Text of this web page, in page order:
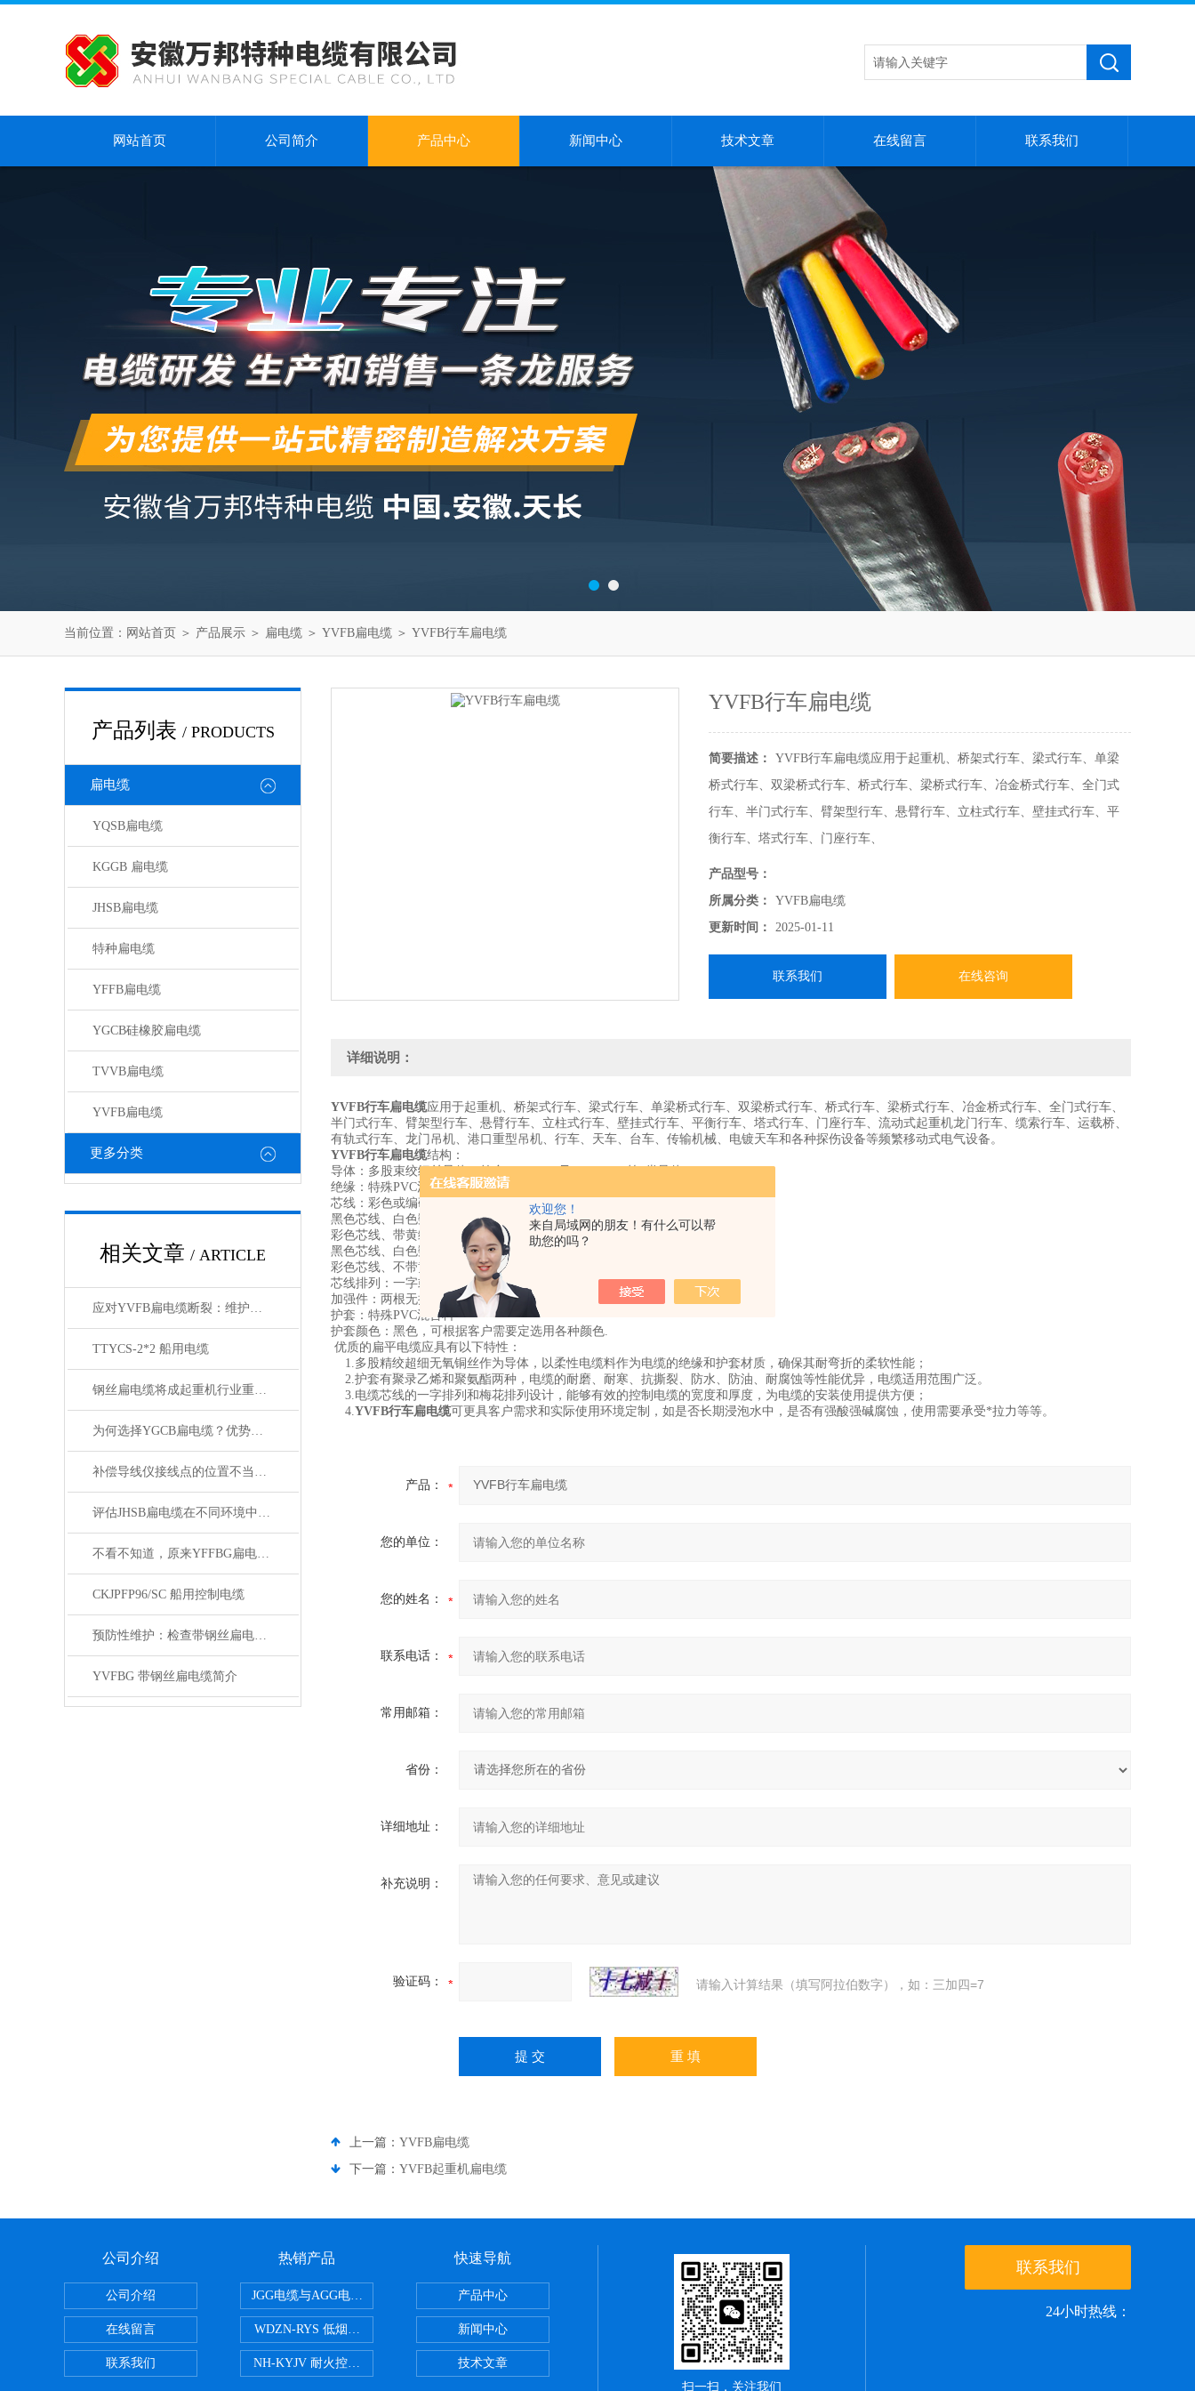
欢迎您！
来自局域网的朋友！有什么可以帮
助您的吗？
网站首页 公司简介 产品中心 新闻中心 技术文章 在线留言 联系我们
当前位置： 网站首页 ＞ 产品展示 ＞ 扁电缆 ＞ YVFB扁电缆 ＞ YVFB行车扁电缆
产品列表 / PRODUCTS
扁电缆
YQSB扁电缆
KGGB 扁电缆
JHSB扁电缆
特种扁电缆
YFFB扁电缆
YGCB硅橡胶扁电缆
TVVB扁电缆
YVFB扁电缆
更多分类
相关文章 / ARTICLE
应对YVFB扁电缆断裂：维护与更换技巧
TTYCS-2*2 船用电缆
钢丝扁电缆将成起重机行业重要的一部分
为何选择YGCB扁电缆？优势与技术详解
补偿导线仪接线点的位置不当，易引起误差
评估JHSB扁电缆在不同环境中电气性能稳定性
不看不知道，原来YFFBG扁电缆还有这些故障
CKJPFP96/SC 船用控制电缆
预防性维护：检查带钢丝扁电缆的磨损、变形与钢丝状态
YVFBG 带钢丝扁电缆简介
YVFB行车扁电缆
简要描述：
YVFB行车扁电缆应用于起重机、桥架式行车、梁式行车、单梁
桥式行车、双梁桥式行车、桥式行车、梁桥式行车、冶金桥式行车、全门式
行车、半门式行车、臂架型行车、悬臂行车、立柱式行车、壁挂式行车、平
衡行车、塔式行车、门座行车、
产品型号：
所属分类：
YVFB扁电缆
更新时间：
2025-01-11
联系我们 在线咨询
详细说明：
YVFB行车扁电缆应用于起重机、桥架式行车、梁式行车、单梁桥式行车、双梁桥式行车、桥式行车、梁桥式行车、冶金桥式行车、全门式行车、
半门式行车、臂架型行车、悬臂行车、立柱式行车、壁挂式行车、平衡行车、塔式行车、门座行车、流动式起重机龙门行车、缆索行车、运载桥、
有轨式行车、龙门吊机、港口重型吊机、行车、天车、台车、传输机械、电镀天车和各种探伤设备等频繁移动式电气设备。
YVFB行车扁电缆结构：
导体：多股束绞细丝导体，符合VDE 0295及IEC 60288第5类导体
绝缘：特殊PVC混合料
芯线：彩色或编码芯线，3芯及以上带黄绿双色线（可选）
黑色芯线、白色数字编码、带黄绿双色线
彩色芯线、带黄绿双色线
黑色芯线、白色数字编码、不带黄绿双色线
彩色芯线、不带黄绿双色线
芯线排列：一字或梅花
加强件：两根无扭力自承式软钢丝，承载运行张力（纤维绳可选）
护套：特殊PVC混合料
护套颜色：黑色，可根据客户需要定选用各种颜色.
优质的扁平电缆应具有以下特性：
1.多股精绞超细无氧铜丝作为导体，以柔性电缆料作为电缆的绝缘和护套材质，确保其耐弯折的柔软性能；
2.护套有聚录乙烯和聚氨酯两种，电缆的耐磨、耐寒、抗撕裂、防水、防油、耐腐蚀等性能优异，电缆适用范围广泛。
3.电缆芯线的一字排列和梅花排列设计，能够有效的控制电缆的宽度和厚度，为电缆的安装使用提供方便；
4.YVFB行车扁电缆可更具客户需求和实际使用环境定制，如是否长期浸泡水中，是否有强酸强碱腐蚀，使用需要承受*拉力等等。
产品：
您的单位：
您的姓名：
联系电话：
常用邮箱：
省份：
详细地址：
补充说明：
验证码： 请输入计算结果（填写阿拉伯数字），如：三加四=7
上一篇： YVFB扁电缆
下一篇： YVFB起重机扁电缆
公司介绍
公司介绍
在线留言
联系我们
热销产品
JGG电缆与AGG电缆有什么区别
WDZN-RYS 低烟无卤耐火双绞线
NH-KYJV 耐火控制电缆
快速导航
产品中心
新闻中心
技术文章
扫一扫，关注我们
联系我们
24小时热线：